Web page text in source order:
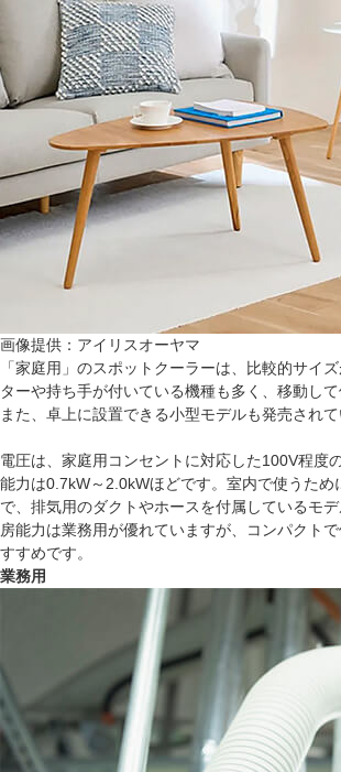
画像提供：アイリスオーヤマ
「家庭用」のスポットクーラーは、比較的サイ
ターや持ち手が付いている機種も多く、移動して
また、卓上に設置できる小型モデルも発売されて
電圧は、家庭用コンセントに対応した100V程度
能力は0.7kW～2.0kWほどです。室内で使うため
で、排気用のダクトやホースを付属しているモ
房能力は業務用が優れていますが、コンパクト
すすめです。
業務用